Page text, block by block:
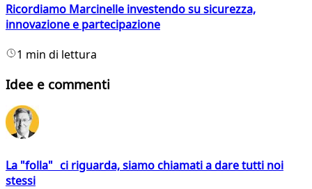
Ricordiamo Marcinelle investendo su sicurezza,
innovazione e partecipazione
1 min di lettura
Idee e commenti
La "folla" ci riguarda, siamo chiamati a dare tutti noi
stessi